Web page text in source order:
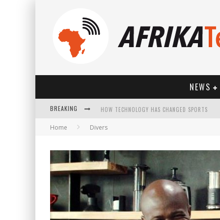
NEWS
BREAKING HOW TECHNOLOGY HAS CHANGED SPORTS
Home Divers